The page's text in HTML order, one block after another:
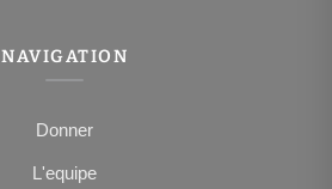
NAVIGATION
Donner
L'equipe